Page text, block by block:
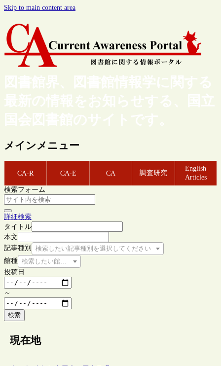
Skip to main content area
図書館界、図書館情報学に関する
最新の情報をお知らせする、国立
国会図書館のサイトです。
メインメニュー
CA-R CA-E CA 調査研究
English
Articles
検索フォーム
詳細検索
タイトル
本文
記事種別
検索したい記事種別を選択してください
館種 検索したい館種を選択してください
投稿日
～
検索
現在地